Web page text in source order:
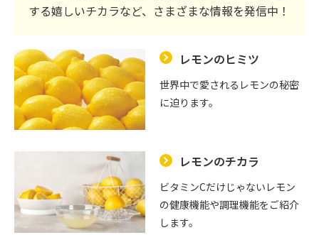
する嬉しいチカラなど、さまざまな情報を発信中！
レモンのヒミツ
世界中で愛されるレモンの秘密
に迫ります。
レモンのチカラ
ビタミンCだけじゃないレモン
の健康機能や調理機能をご紹介
します。